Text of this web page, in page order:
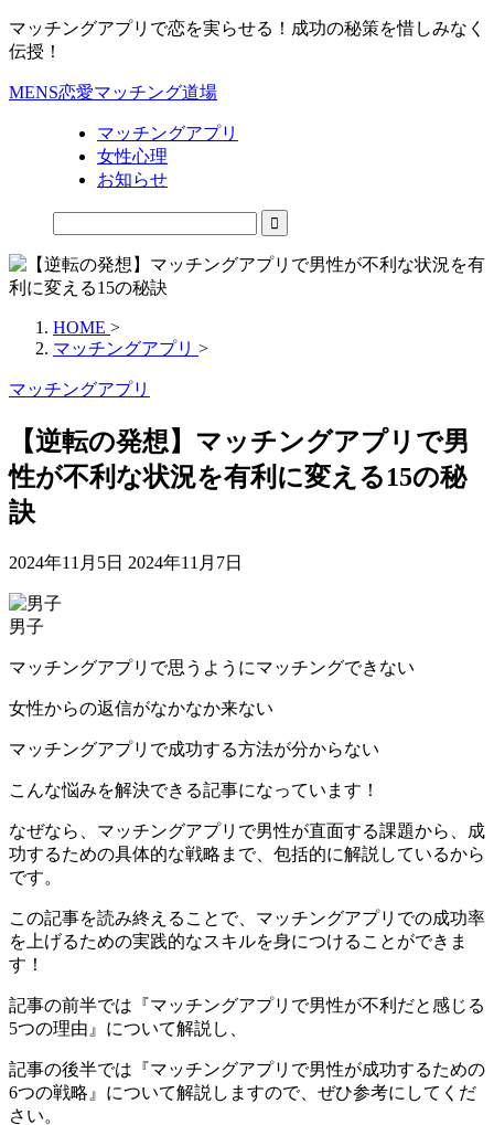
マッチングアプリで恋を実らせる！成功の秘策を惜しみなく
伝授！
MENS恋愛マッチング道場
マッチングアプリ
女性心理
お知らせ
HOME >
マッチングアプリ >
マッチングアプリ
【逆転の発想】マッチングアプリで男
性が不利な状況を有利に変える15の秘
訣
2024年11月5日 2024年11月7日
男子
マッチングアプリで思うようにマッチングできない
女性からの返信がなかなか来ない
マッチングアプリで成功する方法が分からない
こんな悩みを解決できる記事になっています！
なぜなら、マッチングアプリで男性が直面する課題から、成
功するための具体的な戦略まで、包括的に解説しているから
です。
この記事を読み終えることで、マッチングアプリでの成功率
を上げるための実践的なスキルを身につけることができま
す！
記事の前半では『マッチングアプリで男性が不利だと感じる
5つの理由』について解説し、
記事の後半では『マッチングアプリで男性が成功するための
6つの戦略』について解説しますので、ぜひ参考にしてくだ
さい。